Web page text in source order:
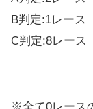
B判定:1レース
C判定:8レース